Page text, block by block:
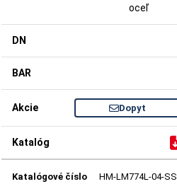
oceľ
Dopyt
HM-LM774L-04-SS